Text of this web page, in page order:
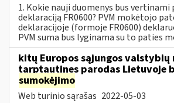
1. Kokie nauji duomenys bus vertinami
deklaraciją FR0600? PVM mokėtojo
deklaracijoje (formoje FR0600)
PVM suma bus lyginama su to paties
kitų Europos sąjungos valstybių
tarptautines parodas Lietuvoje
sumokėjimo
Web turinio sąrašas 2022-05-03